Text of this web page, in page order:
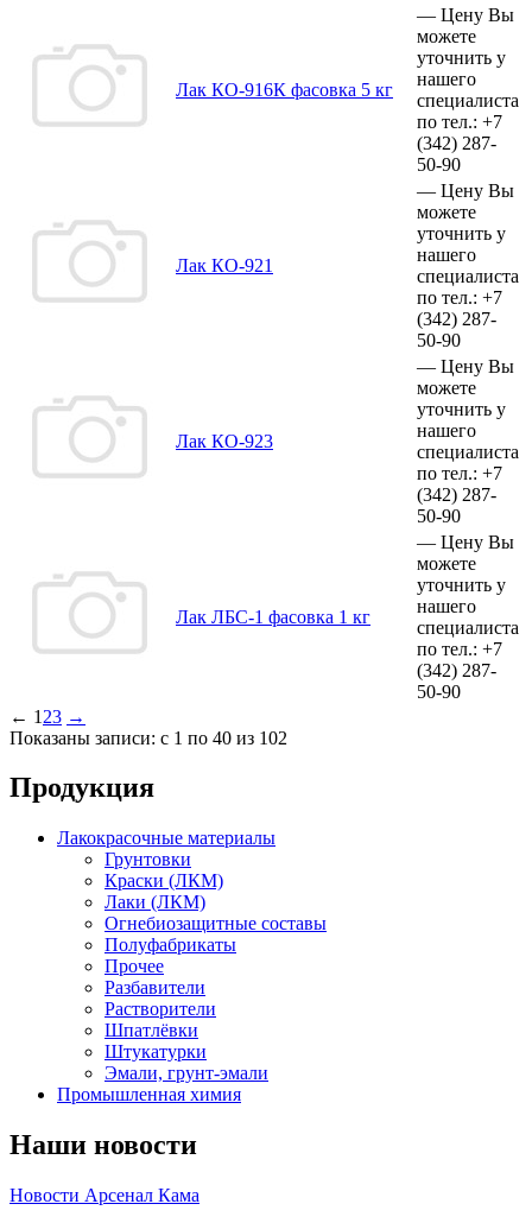
Лак КО-916К фасовка 5 кг
— Цену Вы
можете
уточнить у
нашего
специалиста
по тел.: +7
(342) 287-
50-90
Лак КО-921
— Цену Вы
можете
уточнить у
нашего
специалиста
по тел.: +7
(342) 287-
50-90
Лак КО-923
— Цену Вы
можете
уточнить у
нашего
специалиста
по тел.: +7
(342) 287-
50-90
Лак ЛБС-1 фасовка 1 кг
— Цену Вы
можете
уточнить у
нашего
специалиста
по тел.: +7
(342) 287-
50-90
← 1 23 →
Показаны записи: с 1 по 40 из 102
Продукция
Лакокрасочные материалы
Грунтовки
Краски (ЛКМ)
Лаки (ЛКМ)
Огнебиозащитные составы
Полуфабрикаты
Прочее
Разбавители
Растворители
Шпатлёвки
Штукатурки
Эмали, грунт-эмали
Промышленная химия
Наши новости
Новости Арсенал Кама